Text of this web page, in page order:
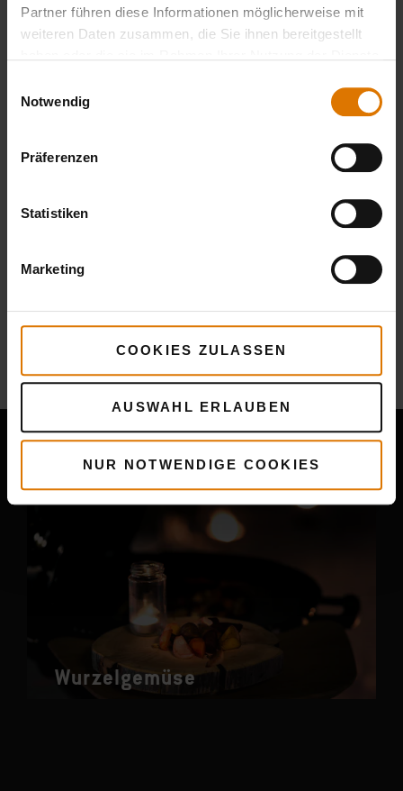
Partner führen diese Informationen möglicherweise mit
weiteren Daten zusammen, die Sie ihnen bereitgestellt
Notwendig
Präferenzen
Statistiken
Marketing
COOKIES ZULASSEN
AUSWAHL ERLAUBEN
NUR NOTWENDIGE COOKIES
MehrRezepte
Das könnte dir auch gefallen
Wurzelgemüse